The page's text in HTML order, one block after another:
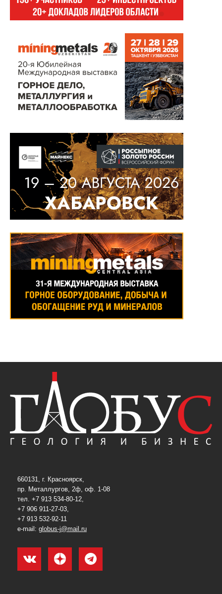
660131, г. Красноярск,
пр. Металлургов, 2ф, оф. 1-08
тел. +7 913 534-80-12,
+7 906 911-27-03,
+7 913 532-92-11
e-mail: globus-j@mail.ru